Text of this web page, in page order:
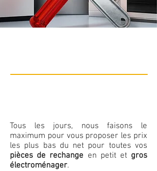
Tous les jours, nous faisons le
maximum pour vous proposer les prix
les plus bas du net pour toutes vos
pièces de rechange en petit et gros
électroménager.